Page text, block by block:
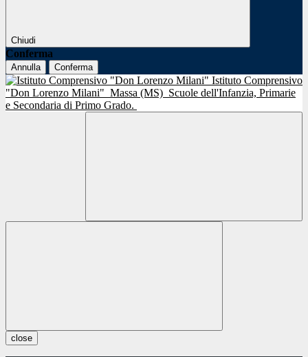
Chiudi
Conferma
Annulla Conferma
Istituto Comprensivo
"Don Lorenzo Milani" Massa (MS) Scuole dell'Infanzia, Primarie
e Secondaria di Primo Grado.
close